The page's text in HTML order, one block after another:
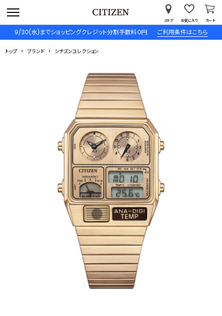
9/30(水)までショッピングクレジット分割手数料０円 ご利用条件はこちら
ストア お気に入り カート
トップ ブランド シチズンコレクション